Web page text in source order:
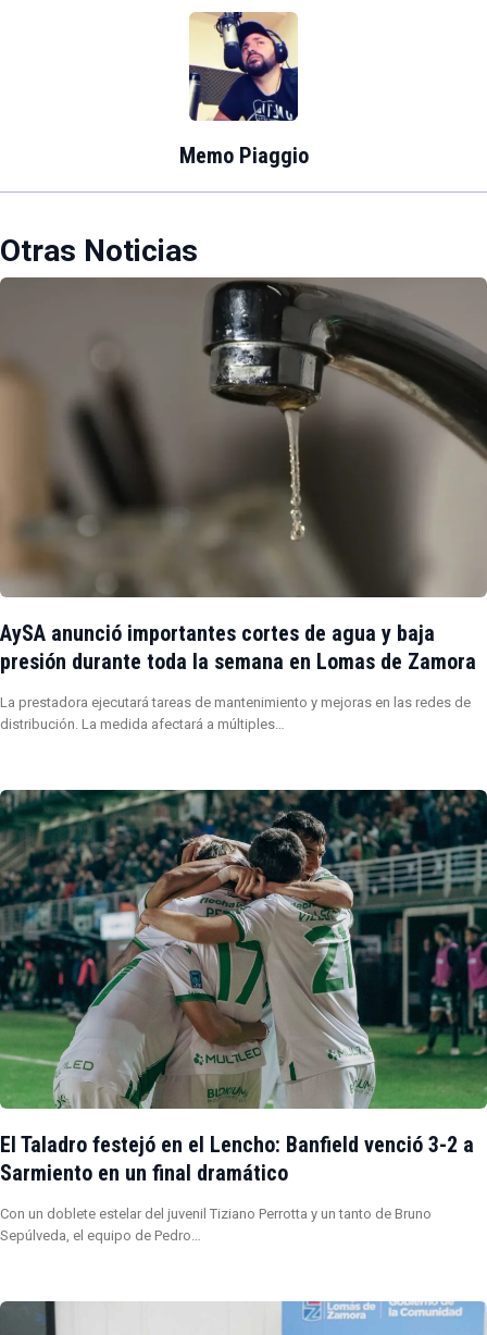
Memo Piaggio
Otras Noticias
AySA anunció importantes cortes de agua y baja
presión durante toda la semana en Lomas de Zamora
La prestadora ejecutará tareas de mantenimiento y mejoras en las redes de
distribución. La medida afectará a múltiples…
El Taladro festejó en el Lencho: Banfield venció 3-2 a
Sarmiento en un final dramático
Con un doblete estelar del juvenil Tiziano Perrotta y un tanto de Bruno
Sepúlveda, el equipo de Pedro…